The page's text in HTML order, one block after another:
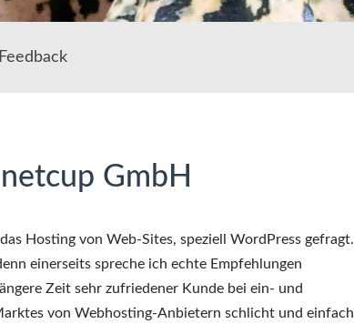
Feedback
GmbH
Hosting von Web-Sites, speziell WordPress gefragt.
einerseits spreche ich echte Empfehlungen
Zeit sehr zufriedener Kunde bei ein- und
von Webhosting-Anbietern schlicht und einfach